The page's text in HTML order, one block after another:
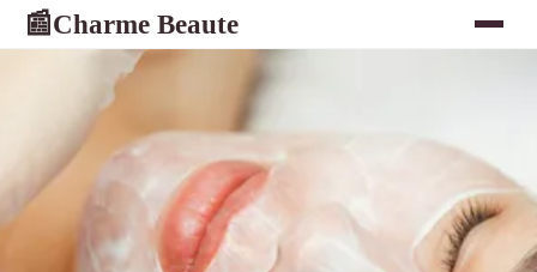
📰Charme Beaute